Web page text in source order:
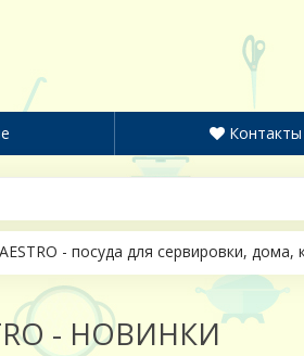
Контакты
- посуда для сервировки, дома,
- НОВИНКИ